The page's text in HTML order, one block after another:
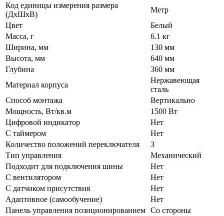
Код единицы измерения размера
(ДхШхВ)
Метр
Цвет
Белый
Масса, г
6.1 кг
Ширина, мм
130 мм
Высота, мм
640 мм
Глубина
360 мм
Материал корпуса
Нержавеющая
сталь
Способ монтажа
Вертикально
Мощность, Вт/кв.м
1500 Вт
Цифровой индикатор
Нет
С таймером
Нет
Количество положений переключателя
3
Тип управления
Механический
Подходит для подключения шины
Нет
С вентилятором
Нет
С датчиком присутствия
Нет
Адаптивное (самообучение)
Нет
Панель управления позиционированием Со стороны